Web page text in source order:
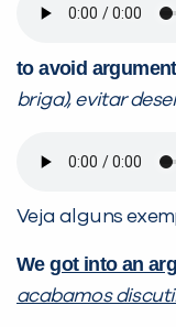
to avoid
briga), evitar
Veja alguns
Wegot into an
acabamos